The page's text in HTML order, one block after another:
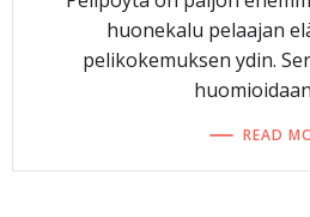
huonekalu pelaajan
pelikokemuksen ydin.
READ